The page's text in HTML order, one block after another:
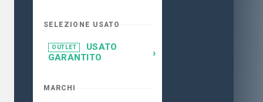
SELEZIONE USATO
OUTLET
USATO
GARANTITO
›
MARCHI